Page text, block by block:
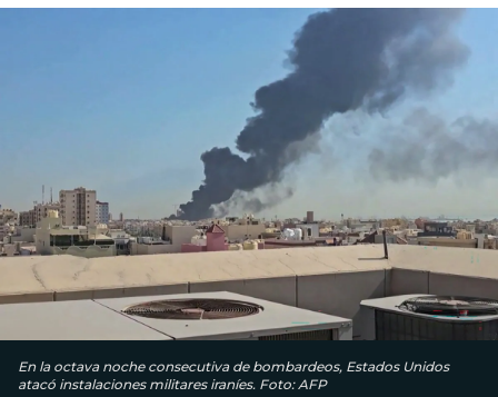
En la octava noche consecutiva de bombardeos, Estados Unidos
atacó instalaciones militares iraníes. Foto: AFP